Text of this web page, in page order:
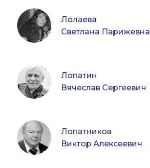
Лолаева
Светлана Парижевна
Лопатин
Вячеслав Сергеевич
Лопатников
Виктор Алексеевич